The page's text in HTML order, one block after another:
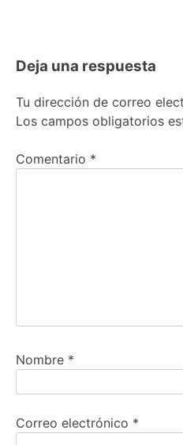
Deja una respuesta
Tu dirección de correo
Los campos obligatorios
Comentario *
Nombre *
Correo electrónico *